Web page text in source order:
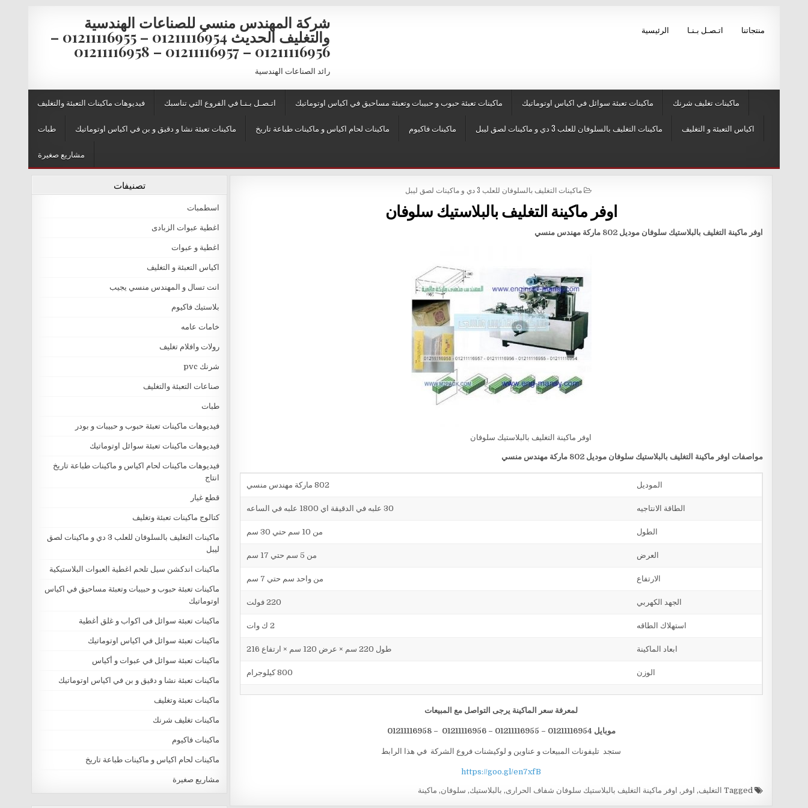
شركة المهندس منسي للصناعات الهندسية
والتغليف الحديث 01211116954 – 01211116955 –
01211116956 – 01211116957 – 01211116958
رائد الصناعات الهندسية
الرئيسية اتـصـل بـنـا منتجاتنا
فيديوهات ماكينات التعبئة والتغليف اتـصـل بـنـا في الفروع التي تناسبك ماكينات تعبئة حبوب و حبيبات وتعبئة مساحيق في اكياس اوتوماتيك ماكينات تعبئة سوائل في اكياس اوتوماتيك ماكينات تغليف شرنك
طبات ماكينات تعبئة نشا و دقيق و بن في اكياس اوتوماتيك ماكينات لحام اكياس و ماكينات طباعة تاريخ ماكينات فاكيوم ماكينات التغليف بالسلوفان للعلب 3 دي و ماكينات لصق ليبل اكياس التعبئة و التغليف
مشاريع صغيرة
POSTED IN
ماكينات التغليف بالسلوفان للعلب 3 دي و ماكينات لصق ليبل
اوفر ماكينة التغليف بالبلاستيك سلوفان
اوفر ماكينة التغليف بالبلاستيك سلوفان موديل 802 ماركة مهندس منسي
اوفر ماكينة التغليف بالبلاستيك سلوفان
مواصفات اوفر ماكينة التغليف بالبلاستيك سلوفانموديل 802 ماركة مهندس منسي
الموديل 802 ماركة مهندس منسي
الطاقة الانتاجيه 30 علبه في الدقيقة اي 1800 علبه في الساعه
الطول من 10 سم حتي 30 سم
العرض من 5 سم حتي 17 سم
الارتفاع من واحد سم حتي 7 سم
الجهد الكهربي 220 فولت
استهلاك الطاقه 2 ك وات
ابعاد الماكينة طول 220 سم × عرض 120 سم × ارتفاع 216
الوزن 800 كيلوجرام
لمعرفة سعر الماكينة يرجى التواصل مع المبيعات
موبايل 01211116954 – 01211116955 – 01211116956 – 01211116958
ستجد تليفونات المبيعات و عناوين و لوكيشنات فروع الشركة في هذا الرابط
https://goo.gl/en7xfB
Tagged التغليف, اوفر , اوفر ماكينة التغليف بالبلاستيك سلوفان شفاف الحرارى, بالبلاستيك, سلوفان, ماكينة
تصنيفات
اسطمبات
اغطية عبوات الزبادى
اغطية و عبوات
اكياس التعبئة و التغليف
انت تسال و المهندس منسي يجيب
بلاستيك فاكيوم
خامات عامه
رولات وافلام تغليف
شرنك pvc
صناعات التعبئة والتغليف
طبات
فيديوهات ماكينات تعبئة حبوب و حبيبات و بودر
فيديوهات ماكينات تعبئة سوائل اوتوماتيك
فيديوهات ماكينات لحام اكياس و ماكينات طباعة تاريخ
انتاج
قطع غيار
كتالوج ماكينات تعبئة وتغليف
ماكينات التغليف بالسلوفان للعلب 3 دي و ماكينات لصق
ليبل
ماكينات اندكشن سيل تلحم اغطية العبوات البلاستيكية
ماكينات تعبئة حبوب و حبيبات وتعبئة مساحيق في اكياس
اوتوماتيك
ماكينات تعبئة سوائل فى اكواب و غلق أغطية
ماكينات تعبئة سوائل في اكياس اوتوماتيك
ماكينات تعبئة سوائل في عبوات و أكياس
ماكينات تعبئة نشا و دقيق و بن في اكياس اوتوماتيك
ماكينات تعبئة وتغليف
ماكينات تغليف شرنك
ماكينات فاكيوم
ماكينات لحام اكياس و ماكينات طباعة تاريخ
مشاريع صغيرة